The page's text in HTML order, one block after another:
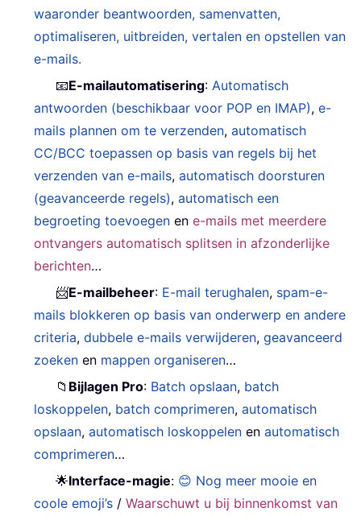
waaronder beantwoorden, samenvatten,
optimaliseren, uitbreiden, vertalen en opstellen van
e-mails.
📧E-mailautomatisering: Automatisch
antwoorden (beschikbaar voor POP en IMAP),e-
mails plannen om te verzenden,automatisch
CC/BCC toepassen op basis van regels bij het
verzenden van e-mails,automatisch doorsturen
(geavanceerde regels),automatisch een
begroeting toevoegen ene-mails met meerdere
ontvangers automatisch splitsen in afzonderlijke
berichten…
📨E-mailbeheer: E-mail terughalen, spam-e-
mails blokkeren op basis van onderwerp en andere
criteria,dubbele e-mails verwijderen,geavanceerd
zoeken en mappen organiseren…
📁 Bijlagen Pro: Batch opslaan, batch
loskoppelen, batch comprimeren,automatisch
opslaan,automatisch loskoppelen enautomatisch
comprimeren…
🌟Interface-magie: 😊 Nog meer mooie en
coole emoji’s /Waarschuwt u bij binnenkomst van